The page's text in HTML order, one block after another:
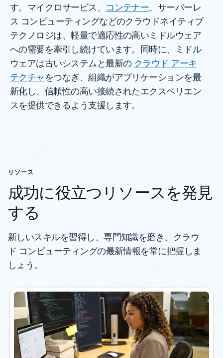
す。マイクロサービス、 コンテナー、サーバーレ
ス コンピューティングなどのクラウドネイティブ
テクノロジは、軽量で適応性の高いミドルウェア
への需要を牽引し続けています。同時に、ミドル
ウェアは古いシステムと最新の クラウド アーキ
テクチャ をつなぎ、組織がアプリケーションを最
新化し、信頼性の高い接続されたエクスペリエン
スを提供できるよう支援します。
リソース
成功に役立つリソースを発見
する
新しいスキルを習得し、専門知識を磨き、クラウ
ド コンピューティングの最新情報を常に把握しま
しょう。